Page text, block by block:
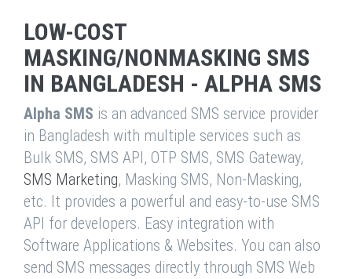
LOW-COST
MASKING/NONMASKING SMS
IN BANGLADESH - ALPHA SMS
Alpha SMS is an advanced SMS service provider
in Bangladesh with multiple services such as
Bulk SMS, SMS API, OTP SMS, SMS Gateway,
SMS Marketing, Masking SMS, Non-Masking,
etc. It provides a powerful and easy-to-use SMS
API for developers. Easy integration with
Software Applications & Websites. You can also
send SMS messages directly through SMS Web